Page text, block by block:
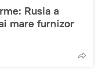
Rusia a
mare furnizor